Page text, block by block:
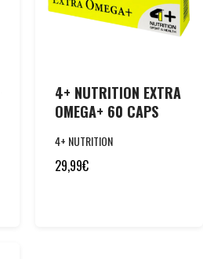
4+ NUTRITION EXTRA
OMEGA+ 60 CAPS
4+ NUTRITION
29,99€